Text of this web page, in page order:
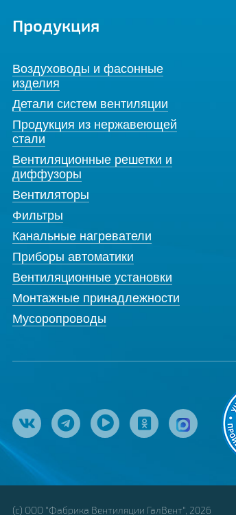
Продукция
Воздуховоды и фасонные
изделия
Детали систем вентиляции
Продукция из нержавеющей
стали
Вентиляционные решетки и
диффузоры
Вентиляторы
Фильтры
Канальные нагреватели
Приборы автоматики
Вентиляционные установки
Монтажные принадлежности
Мусоропроводы
(с) ООО "Фабрика Вентиляции ГалВент", 2026